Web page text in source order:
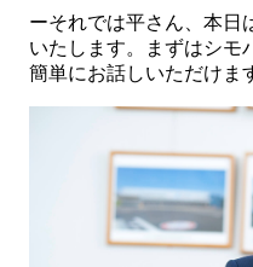
ーそれでは平さん、本日
いたします。まずはシモ
簡単にお話しいただけま